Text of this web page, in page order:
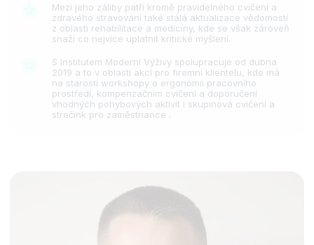
Mezi jeho záliby patří kromě pravidelného cvičení a
zdravého stravování také stálá aktualizace vědomostí
z oblasti rehabilitace a medicíny, kde se však zároveň
snaží co nejvíce uplatnit kritické myšlení.
S Institutem Moderní Výživy spolupracuje od dubna
2019 a to v oblasti akcí pro firemní klientelu, kde má
na starosti workshopy o ergonomii pracovního
prostředí, kompenzačním cvičení a doporučení
vhodných pohybových aktivit i skupinová cvičení a
strečink pro zaměstnance .